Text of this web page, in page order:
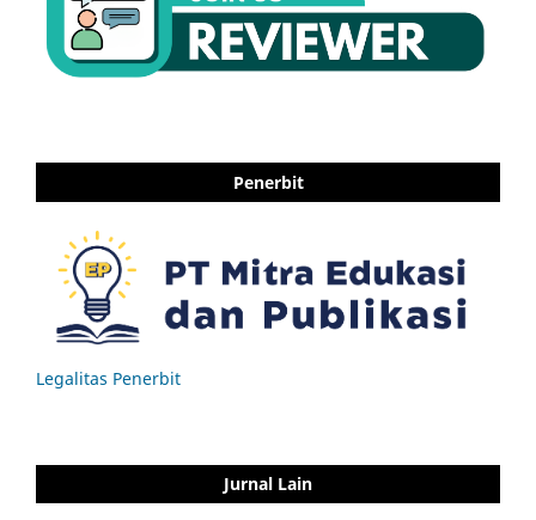
Penerbit
Legalitas Penerbit
Jurnal Lain